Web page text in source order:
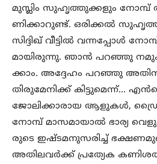
മുസ്ലിം സുഹൃത്തുക്കളും നോമ്പ്
ണിക്കാറുണ്ട്. ഒരിക്കൽ
സിദ്ദിഖ് വീട്ടിൽ വന്നപ്പോൾ
മായിരുന്നു. ഞാൻ പറഞ്ഞു
ക്കാം. അദ്ദേഹം പറഞ്ഞു
തിരുമേനിക്ക് കിട്ടുമെന്ന്…
ജോലിക്കാരായ ആളുകൾ,
നോമ്പ് മാസമായാൽ ഭാര്യ
രുടെ ഇഷ്ടമനുസരിച്ച്
അതിലവർക്ക് പ്രത്യേക